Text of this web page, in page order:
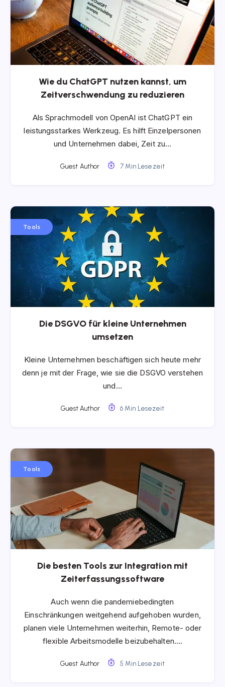
Wie du ChatGPT nutzen kannst, um
Zeitverschwendung zu reduzieren
Als Sprachmodell von OpenAI ist ChatGPT ein
leistungsstarkes Werkzeug. Es hilft Einzelpersonen
und Unternehmen dabei, Zeit zu…
Guest Author 7 Min Lesezeit
Tools
Die DSGVO für kleine Unternehmen
umsetzen
Kleine Unternehmen beschäftigen sich heute mehr
denn je mit der Frage, wie sie die DSGVO verstehen
und…
Guest Author 6 Min Lesezeit
Tools
Die besten Tools zur Integration mit
Zeiterfassungssoftware
Auch wenn die pandemiebedingten
Einschränkungen weitgehend aufgehoben wurden,
planen viele Unternehmen weiterhin, Remote- oder
flexible Arbeitsmodelle beizubehalten….
Guest Author 5 Min Lesezeit